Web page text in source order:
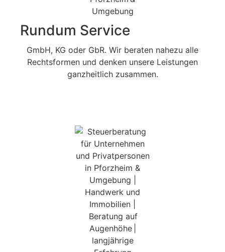
Rundum Service
GmbH, KG oder GbR. Wir beraten nahezu alle
Rechtsformen und denken unsere Leistungen
ganzheitlich zusammen.